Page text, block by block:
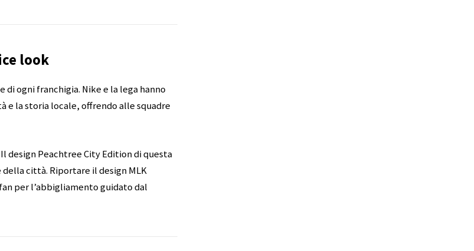
look
ogni franchigia. Nike e la lega hanno
la storia locale, offrendo alle squadre
Peachtree City Edition di questa
città. Riportare il design MLK
per l’abbigliamento guidato dal